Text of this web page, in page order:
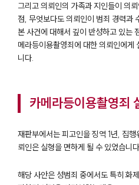
그리고 의뢰인의 가족과 지인들이 의
점, 무엇보다도 의뢰인이 범죄 경력과
본 사건에 대해서 깊이 반성하고 있는
메라등이용촬영죄에 대한 의뢰인에게
니다.
카메라등이용촬영죄
재판부에서는 피고인을 징역 1년, 집
뢰인은 실형을 면하게 될 수 있었습니
해당 사안은 성범죄 중에서도 특히 화